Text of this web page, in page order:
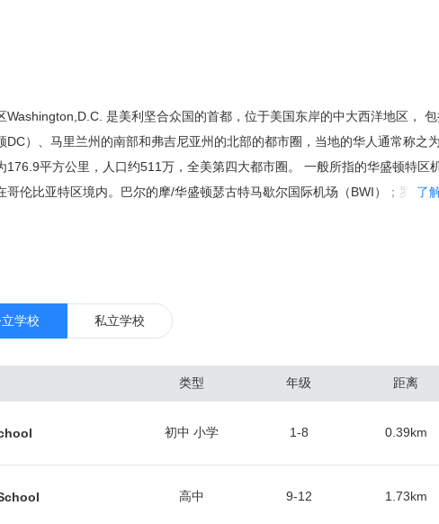
Washington,D.C. 是美利坚合众国的首都，位于美国东岸的中大西洋地区，
DC）、马里兰州的南部和弗吉尼亚州的北部的都市圈，当地的华人通常称之
176.9平方公里，人口约511万，全美第四大都市圈。 一般所指的华盛顿特区
哥伦比亚特区境内。巴尔的摩/华盛顿瑟古特马歇尔国际机场（BWI）；罗纳
多的博物馆与文化史迹。 华盛顿特区是由美国国会直接管辖的特别行政区域
”，美国联邦政府的运作几乎不受大经济萧条的影响，所以同美国其他地区相比
相对很小，也因此能一直维持着较低的失业率和较高的就业增长率。作为美国
的地区，该地区2015年的人均生产总值为181,185美元，冠绝全美。 华盛顿
美国国立卫生研究院（NIH）， 食品药品管理局（FDA），沃尔特·里德陆军
准技术研究所（NIST）等数十个联邦机构和超过350个生物技术公司都坐落
育学府有美利坚大学（American University），乔治华盛顿大学（The
了
学校 私立学校
类型 年级 距离
初中 小学 1-8 0.39km
高中 9-12 1.73km